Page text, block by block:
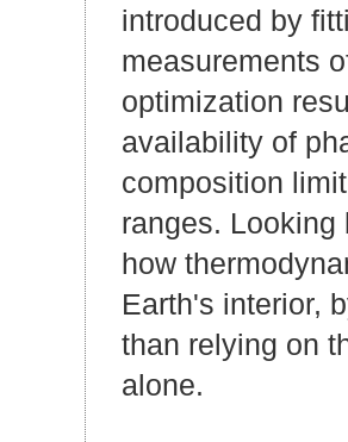
introduced by
measurements
optimization
availability of
composition
ranges. Looking
how
Earth's interior,
than relying on
alone.